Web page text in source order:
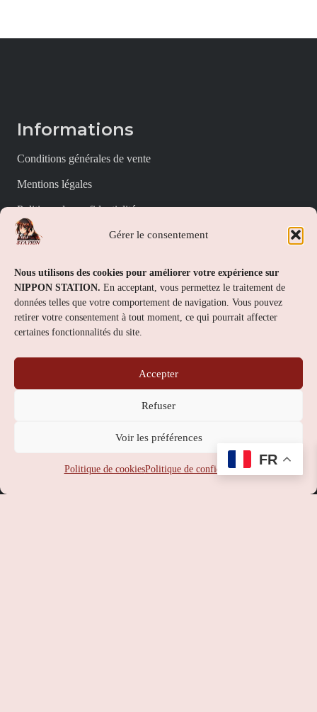
Gérer le consentement
Nous utilisons des cookies pour améliorer votre expérience sur
NIPPON STATION. En acceptant, vous permettez le traitement de
données telles que votre comportement de navigation. Vous pouvez
retirer votre consentement à tout moment, ce qui pourrait affecter
certaines fonctionnalités du site.
Accepter
Refuser
Voir les préférences
Politique de cookiesPolitique de confidentialité
Informations
Conditions générales de vente
Mentions légales
Politique de confidentialité
Politique de cookies (UE)
Nippon Station
À propos
Contact
service-client@nipponstation.fr
FR